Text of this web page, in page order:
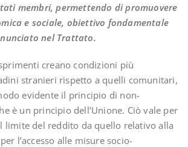
membri, permettendo di promuovere
e sociale, obiettivo fondamentale
nel Trattato.
creano condizioni più
stranieri rispetto a quelli comunitari,
evidente il principio di non-
è un principio dell’Unione. Ciò vale per
limite del reddito da quello relativo alla
l’accesso alle misure socio-